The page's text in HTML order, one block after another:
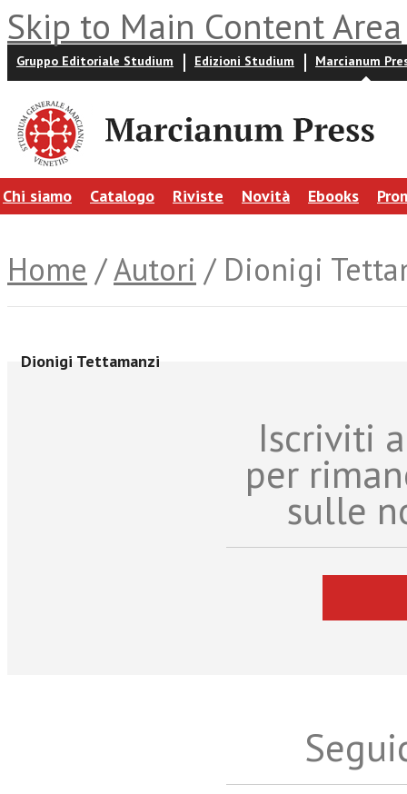
Skip to Main Content Area
Gruppo Editoriale Studium Edizioni Studium Marcianum
Chi siamo Catalogo Riviste Novità Ebooks
Home /Autori / Dionigi
Dionigi Tettamanzi
Iscriviti
per
sulle